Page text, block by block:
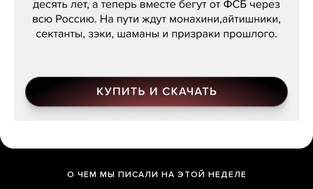
О ЧЕМ МЫ ПИСАЛИ НА ЭТОЙ НЕДЕЛЕ